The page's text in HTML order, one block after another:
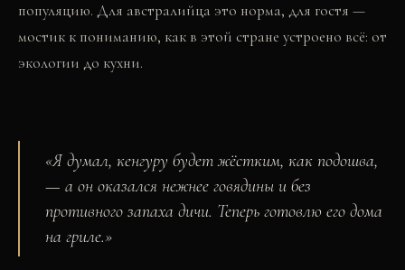
популяцию. Для австралийца это норма, для гостя —
мостик к пониманию, как в этой стране устроено всё: от
экологии до кухни.
«Я думал, кенгуру будет жёстким, как подошва,
— а он оказался нежнее говядины и без
противного запаха дичи. Теперь готовлю его дома
на гриле.»